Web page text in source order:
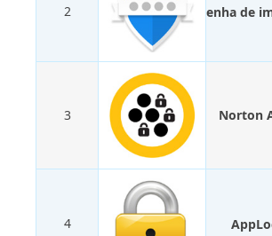
2
enha de
3 Norton
4